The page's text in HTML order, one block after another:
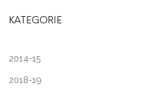
KATEGORIE
2014-15
2018-19